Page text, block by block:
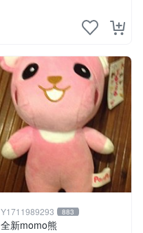
Y1711989293 883
全新momo熊